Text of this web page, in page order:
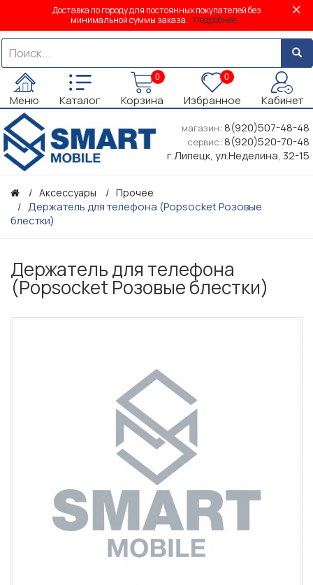
Доставка по городу для постоянных покупателей без
минимальной суммы заказа. Подробнее...
Меню Каталог
0
Корзина
0
Избранное Кабинет
магазин: 8(920)507-48-48
сервис: 8(920)520-70-48
г.Липецк, ул.Неделина, 32-15
Аксессуары Прочее
Держатель для телефона (Popsocket Розовые
блестки)
Держатель для телефона
(Popsocket Розовые блестки)